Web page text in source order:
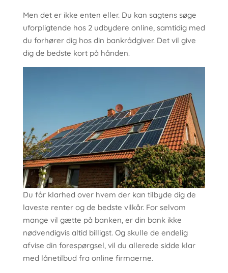
Men det er ikke enten eller. Du kan sagtens søge
uforpligtende hos 2 udbydere online, samtidig med
du forhører dig hos din bankrådgiver. Det vil give
dig de bedste kort på hånden.
Du får klarhed over hvem der kan tilbyde dig de
laveste renter og de bedste vilkår. For selvom
mange vil gætte på banken, er din bank ikke
nødvendigvis altid billigst. Og skulle de endelig
afvise din forespørgsel, vil du allerede sidde klar
med lånetilbud fra online firmaerne.